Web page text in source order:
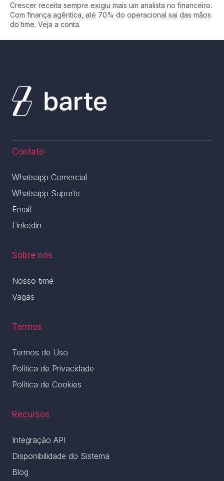
Crescer receita sempre exigiu mais um analista no financeiro.
Com finança agêntica, até 70% do operacional sai das mãos
do time. Veja a conta.
Contato
Whatsapp Comercial
Whatsapp Suporte
Email
Linkedin
Sobre nós
Nosso time
Vagas
Termos
Termos de Uso
Política de Privacidade
Política de Cookies
Recursos
Integração API
Disponibilidade do Sistema
Blog